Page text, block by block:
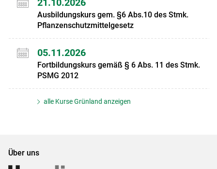
21.10.2026
Ausbildungskurs gem. §6 Abs.10 des Stmk.
Pflanzenschutzmittelgesetz
05.11.2026
Fortbildungskurs gemäß § 6 Abs. 11 des Stmk.
PSMG 2012
alle Kurse Grünland anzeigen
Über uns